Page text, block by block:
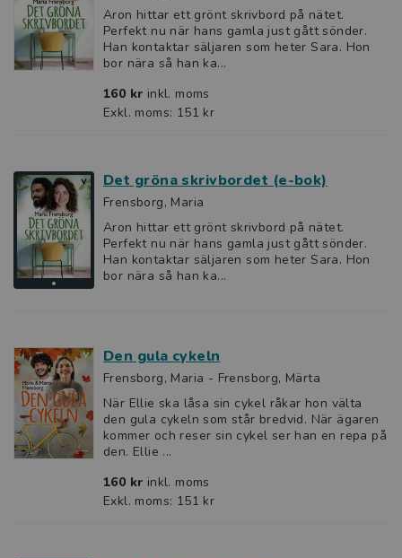
Aron hittar ett grönt skrivbord på nätet.
Perfekt nu när hans gamla just gått sönder.
Han kontaktar säljaren som heter Sara. Hon
bor nära så han ka...
160 kr inkl. moms
Exkl. moms: 151 kr
Det gröna skrivbordet (e-bok)
Frensborg, Maria
Aron hittar ett grönt skrivbord på nätet.
Perfekt nu när hans gamla just gått sönder.
Han kontaktar säljaren som heter Sara. Hon
bor nära så han ka...
Den gula cykeln
Frensborg, Maria - Frensborg, Märta
När Ellie ska låsa sin cykel råkar hon välta
den gula cykeln som står bredvid. När ägaren
kommer och reser sin cykel ser han en repa på
den. Ellie ...
160 kr inkl. moms
Exkl. moms: 151 kr